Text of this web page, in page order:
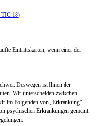
TIC 18)
Eintrittskarten, wenn einer der
Deswegen ist Ihnen der
Wir unterscheiden zwischen
im Folgenden von „Erkrankung“
psychischen Erkrankungen gemeint.